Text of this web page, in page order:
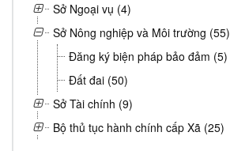
Sở Ngoại vụ (4)
Sở Nông nghiệp và Môi trường (55)
Đăng ký biện pháp bảo đảm (5)
Đất đai (50)
Sở Tài chính (9)
Bộ thủ tục hành chính cấp Xã (25)